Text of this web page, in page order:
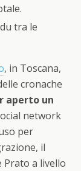
tra le
, in Toscana,
cronache
aperto un
network
per
il
Prato a livello